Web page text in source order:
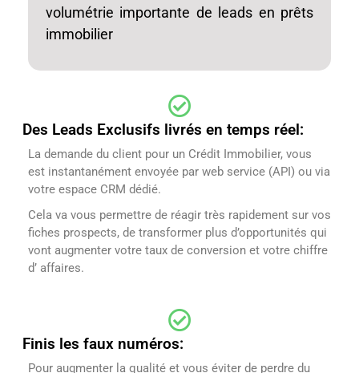
volumétrie importante de leads en prêts
immobilier
Des Leads Exclusifs livrés en temps réel:
La demande du client pour un Crédit Immobilier, vous
est instantanément envoyée par web service (API) ou via
votre espace CRM dédié.
Cela va vous permettre de réagir très rapidement sur vos
fiches prospects, de transformer plus d’opportunités qui
vont augmenter votre taux de conversion et votre chiffre
d’ affaires.
Finis les faux numéros:
Pour augmenter la qualité et vous éviter de perdre du